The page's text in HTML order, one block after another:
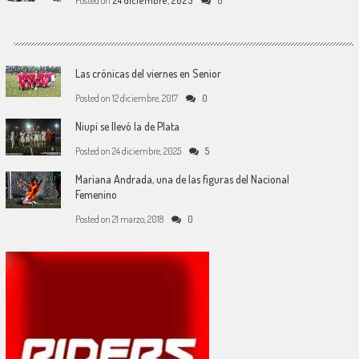
Las crónicas del viernes en Senior
Posted on 12 diciembre, 2017 0
Niupi se llevó la de Plata
Posted on 24 diciembre, 2025 5
Mariana Andrada, una de las figuras del Nacional
Femenino
Posted on 21 marzo, 2018 0